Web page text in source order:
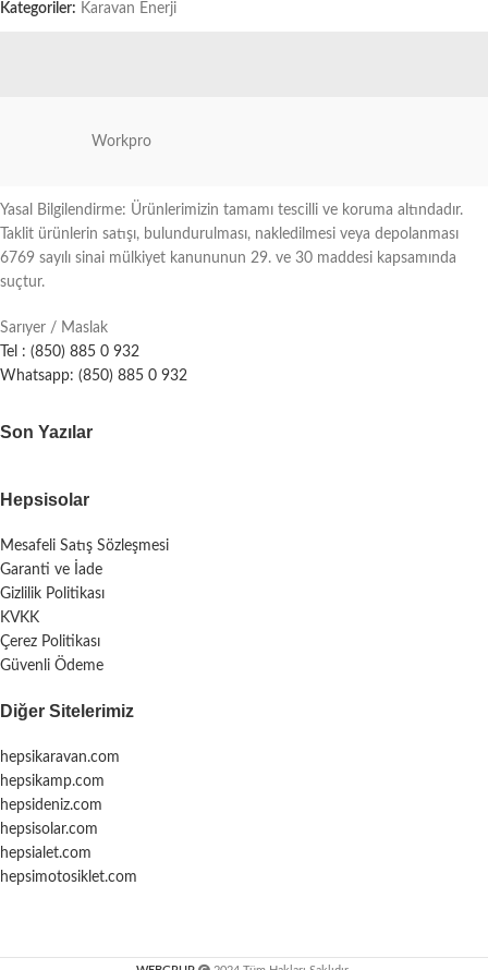
Kategoriler: Karavan Enerji
Workpro
Yasal Bilgilendirme: Ürünlerimizin tamamı tescilli ve koruma altındadır.
Taklit ürünlerin satışı, bulundurulması, nakledilmesi veya depolanması
6769 sayılı sinai mülkiyet kanununun 29. ve 30 maddesi kapsamında
suçtur.
Sarıyer / Maslak
Tel : (850) 885 0 932
Whatsapp: (850) 885 0 932
Son Yazılar
Hepsisolar
Mesafeli Satış Sözleşmesi
Garanti ve İade
Gizlilik Politikası
KVKK
Çerez Politikası
Güvenli Ödeme
Diğer Sitelerimiz
hepsikaravan.com
hepsikamp.com
hepsideniz.com
hepsisolar.com
hepsialet.com
hepsimotosiklet.com